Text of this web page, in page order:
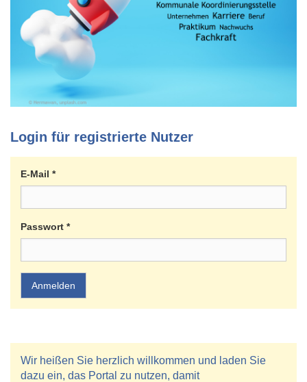
Login für registrierte Nutzer
E-Mail *
Passwort *
Anmelden
Wir heißen Sie herzlich willkommen und laden Sie
dazu ein, das Portal zu nutzen, damit